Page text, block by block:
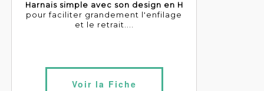
Harnais simple avec son design en H
pour faciliter grandement l'enfilage
et le retrait....
Voir la Fiche